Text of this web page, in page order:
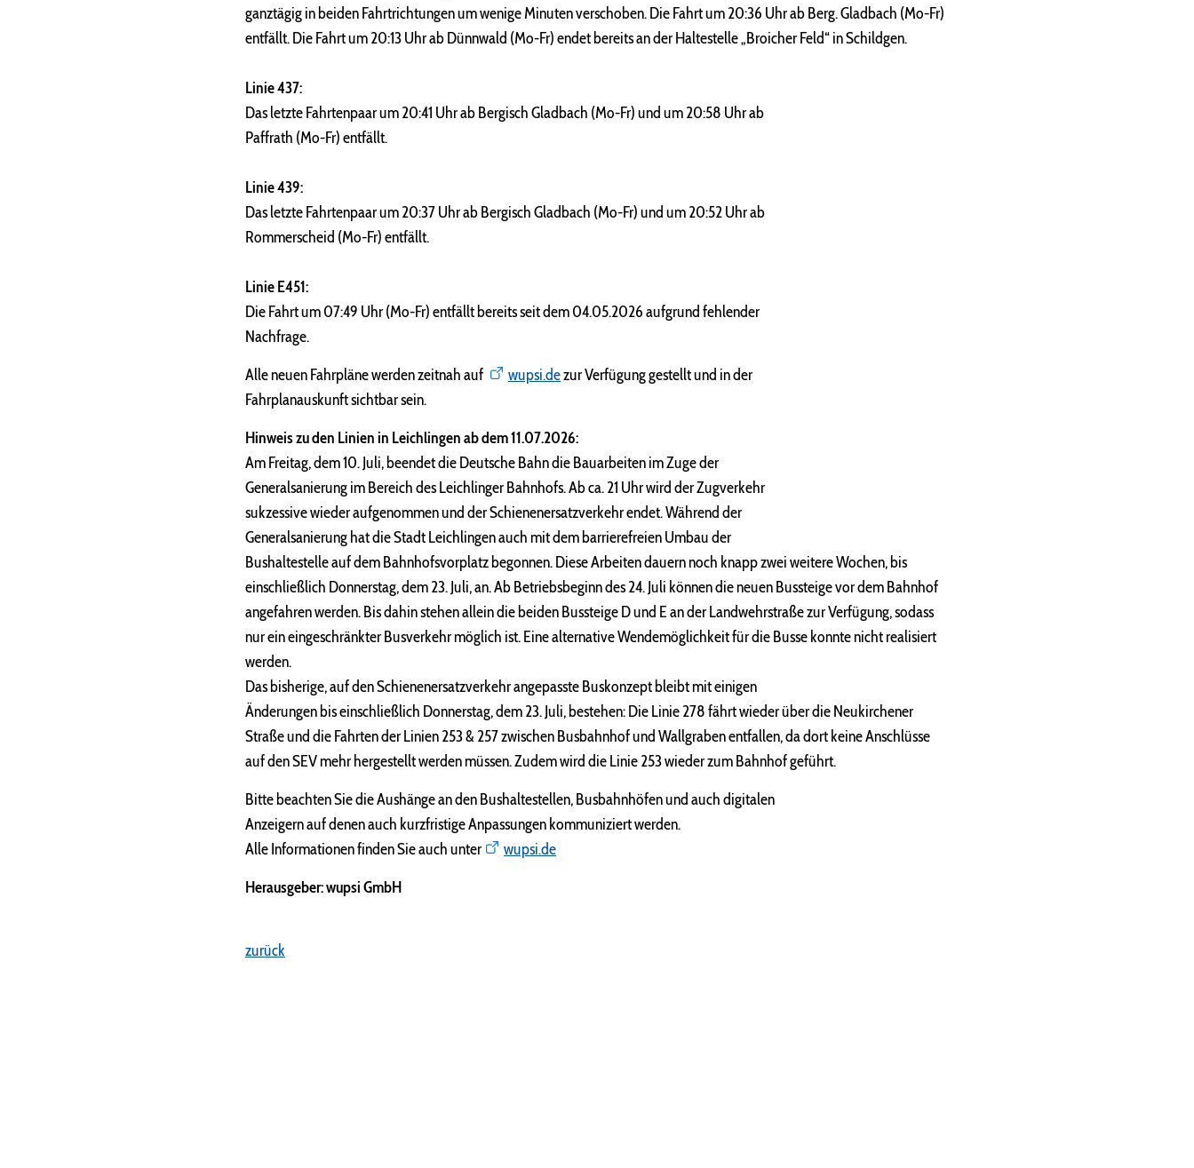
ganztägig in beiden Fahrtrichtungen um wenige Minuten verschoben. Die Fahrt um 20:36 Uhr ab Berg. Gladbach (Mo-Fr)
entfällt. Die Fahrt um 20:13 Uhr ab Dünnwald (Mo-Fr) endet bereits an der Haltestelle „Broicher Feld“ in Schildgen.
Linie 437:
Das letzte Fahrtenpaar um 20:41 Uhr ab Bergisch Gladbach (Mo-Fr) und um 20:58 Uhr ab
Paffrath (Mo-Fr) entfällt.
Linie 439:
Das letzte Fahrtenpaar um 20:37 Uhr ab Bergisch Gladbach (Mo-Fr) und um 20:52 Uhr ab
Rommerscheid (Mo-Fr) entfällt.
Linie E451:
Die Fahrt um 07:49 Uhr (Mo-Fr) entfällt bereits seit dem 04.05.2026 aufgrund fehlender
Nachfrage.
Alle neuen Fahrpläne werden zeitnah auf
wupsi.dezur Verfügung gestellt und in der
Fahrplanauskunft sichtbar sein.
Hinweis zu den Linien in Leichlingen ab dem 11.07.2026:
Am Freitag, dem 10. Juli, beendet die Deutsche Bahn die Bauarbeiten im Zuge der
Generalsanierung im Bereich des Leichlinger Bahnhofs. Ab ca. 21 Uhr wird der Zugverkehr
sukzessive wieder aufgenommen und der Schienenersatzverkehr endet. Während der
Generalsanierung hat die Stadt Leichlingen auch mit dem barrierefreien Umbau der
Bushaltestelle auf dem Bahnhofsvorplatz begonnen. Diese Arbeiten dauern noch knapp zwei weitere Wochen, bis
einschließlich Donnerstag, dem 23. Juli, an. Ab Betriebsbeginn des 24. Juli können die neuen Bussteige vor dem Bahnhof
angefahren werden. Bis dahin stehen allein die beiden Bussteige D und E an der Landwehrstraße zur Verfügung, sodass
nur ein eingeschränkter Busverkehr möglich ist. Eine alternative Wendemöglichkeit für die Busse konnte nicht realisiert
werden.
Das bisherige, auf den Schienenersatzverkehr angepasste Buskonzept bleibt mit einigen
Änderungen bis einschließlich Donnerstag, dem 23. Juli, bestehen: Die Linie 278 fährt wieder über die Neukirchener
Straße und die Fahrten der Linien 253 & 257 zwischen Busbahnhof und Wallgraben entfallen, da dort keine Anschlüsse
auf den SEV mehr hergestellt werden müssen. Zudem wird die Linie 253 wieder zum Bahnhof geführt.
Bitte beachten Sie die Aushänge an den Bushaltestellen, Busbahnhöfen und auch digitalen
Anzeigern auf denen auch kurzfristige Anpassungen kommuniziert werden.
Alle Informationen finden Sie auch unter
wupsi.de
Herausgeber: wupsi GmbH
zurück